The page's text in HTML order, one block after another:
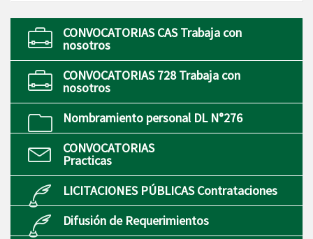
CONVOCATORIAS CAS Trabaja con
nosotros
CONVOCATORIAS 728 Trabaja con
nosotros
Nombramiento personal DL N°276
CONVOCATORIAS
Practicas
LICITACIONES PÚBLICAS Contrataciones
Difusión de Requerimientos